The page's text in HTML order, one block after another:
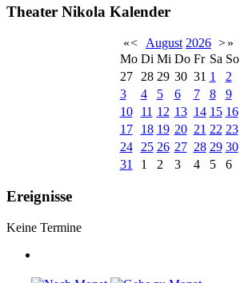
Theater Nikola Kalender
«< August 2026 >»
Mo Di Mi Do Fr Sa So
27
28 29 30 31 1
2
3
4 5 6 7 8
9
10
11 12 13 14 15 16
17
18 19 20 21 22 23
24
25 26 27 28 29 30
31
1 2 3 4 5 6
Ereignisse
Keine Termine